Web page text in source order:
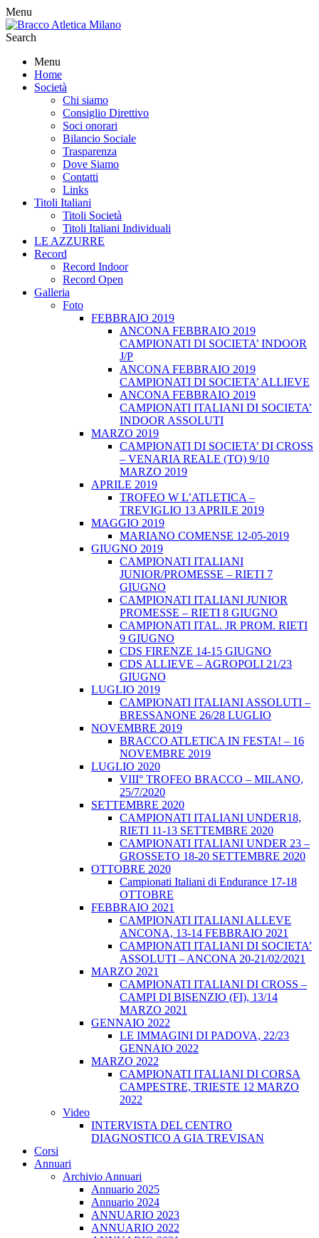
Menu
Search
Menu
Home
Società
Chi siamo
Consiglio Direttivo
Soci onorari
Bilancio Sociale
Trasparenza
Dove Siamo
Contatti
Links
Titoli Italiani
Titoli Società
Titoli Italiani Individuali
LE AZZURRE
Record
Record Indoor
Record Open
Galleria
Foto
FEBBRAIO 2019
ANCONA FEBBRAIO 2019
CAMPIONATI DI SOCIETA’ INDOOR
J/P
ANCONA FEBBRAIO 2019
CAMPIONATI DI SOCIETA’ ALLIEVE
ANCONA FEBBRAIO 2019
CAMPIONATI ITALIANI DI SOCIETA’
INDOOR ASSOLUTI
MARZO 2019
CAMPIONATI DI SOCIETA’ DI CROSS
– VENARIA REALE (TO) 9/10
MARZO 2019
APRILE 2019
TROFEO W L’ATLETICA –
TREVIGLIO 13 APRILE 2019
MAGGIO 2019
MARIANO COMENSE 12-05-2019
GIUGNO 2019
CAMPIONATI ITALIANI
JUNIOR/PROMESSE – RIETI 7
GIUGNO
CAMPIONATI ITALIANI JUNIOR
PROMESSE – RIETI 8 GIUGNO
CAMPIONATI ITAL. JR PROM. RIETI
9 GIUGNO
CDS FIRENZE 14-15 GIUGNO
CDS ALLIEVE – AGROPOLI 21/23
GIUGNO
LUGLIO 2019
CAMPIONATI ITALIANI ASSOLUTI –
BRESSANONE 26/28 LUGLIO
NOVEMBRE 2019
BRACCO ATLETICA IN FESTA! – 16
NOVEMBRE 2019
LUGLIO 2020
VIII° TROFEO BRACCO – MILANO,
25/7/2020
SETTEMBRE 2020
CAMPIONATI ITALIANI UNDER18,
RIETI 11-13 SETTEMBRE 2020
CAMPIONATI ITALIANI UNDER 23 –
GROSSETO 18-20 SETTEMBRE 2020
OTTOBRE 2020
Campionati Italiani di Endurance 17-18
OTTOBRE
FEBBRAIO 2021
CAMPIONATI ITALIANI ALLEVE
ANCONA, 13-14 FEBBRAIO 2021
CAMPIONATI ITALIANI DI SOCIETA’
ASSOLUTI – ANCONA 20-21/02/2021
MARZO 2021
CAMPIONATI ITALIANI DI CROSS –
CAMPI DI BISENZIO (FI), 13/14
MARZO 2021
GENNAIO 2022
LE IMMAGINI DI PADOVA, 22/23
GENNAIO 2022
MARZO 2022
CAMPIONATI ITALIANI DI CORSA
CAMPESTRE, TRIESTE 12 MARZO
2022
Video
INTERVISTA DEL CENTRO
DIAGNOSTICO A GIA TREVISAN
Corsi
Annuari
Archivio Annuari
Annuario 2025
Annuario 2024
ANNUARIO 2023
ANNUARIO 2022